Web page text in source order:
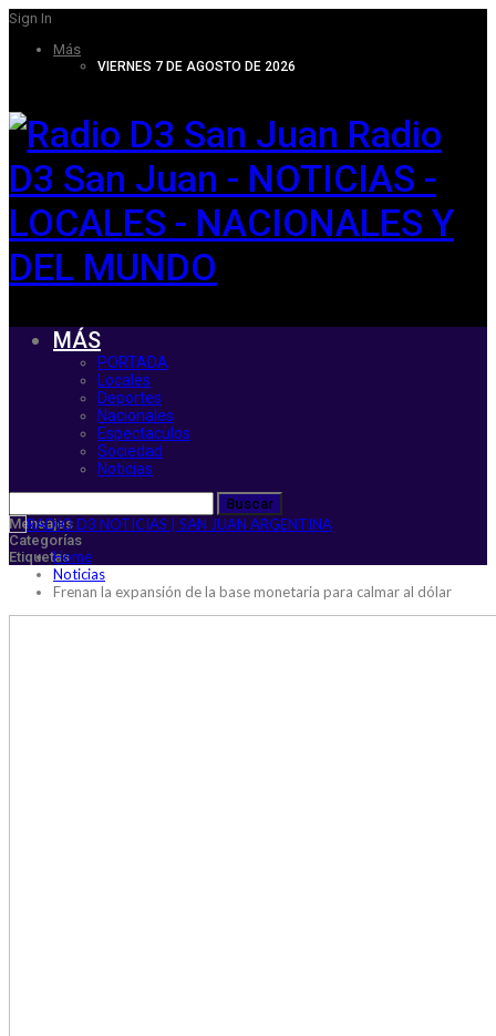
Sign In
Más
VIERNES 7 DE AGOSTO DE 2026
Radio
D3 San Juan - NOTICIAS -
LOCALES - NACIONALES Y
DEL MUNDO
MÁS
PORTADA
Locales
Deportes
Nacionales
Espectaculos
Sociedad
Noticias
Mensajes
Categorías
EtiquetasHome
Noticias
Frenan la expansión de la base monetaria para calmar al dólar